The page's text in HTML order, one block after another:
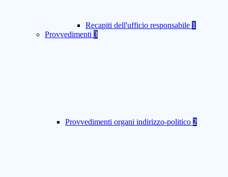
Recapiti dell'ufficio responsabile 1
Provvedimenti 3
Provvedimenti organi indirizzo-politico 2